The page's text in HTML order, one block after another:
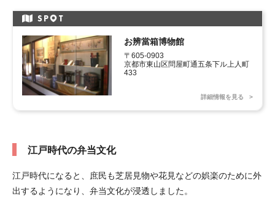
SP T
お辨當箱博物館
〒605-0903
京都市東山区問屋町通五条下ル上人町
433
詳細情報を見る
江戸時代の弁当文化
江戸時代になると、庶民も芝居見物や花見などの娯楽のために外
出するようになり、弁当文化が浸透しました。